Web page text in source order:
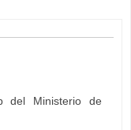
del Ministerio de